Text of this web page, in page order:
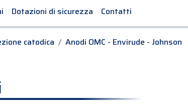
Dotazioni di sicurezza Contatti
catodica Anodi OMC - Envirude - Johnson